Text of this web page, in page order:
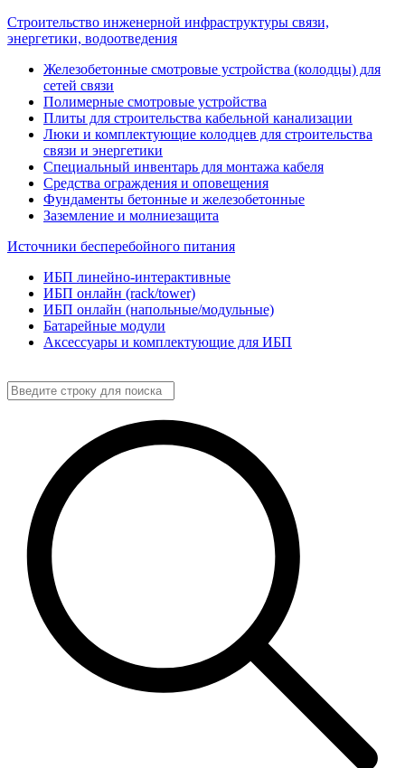
Строительство инженерной инфраструктуры связи,
энергетики, водоотведения
Железобетонные смотровые устройства (колодцы) для
сетей связи
Полимерные смотровые устройства
Плиты для строительства кабельной канализации
Люки и комплектующие колодцев для строительства
связи и энергетики
Специальный инвентарь для монтажа кабеля
Средства ограждения и оповещения
Фундаменты бетонные и железобетонные
Заземление и молниезащита
Источники бесперебойного питания
ИБП линейно-интерактивные
ИБП онлайн (rack/tower)
ИБП онлайн (напольные/модульные)
Батарейные модули
Аксессуары и комплектующие для ИБП